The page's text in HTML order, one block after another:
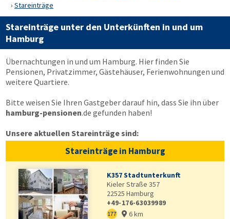
Stareinträge
Stareinträge unter den Unterkünften in und um
Hamburg
Übernachtungen in und um Hamburg. Hier finden Sie
Pensionen, Privatzimmer, Gästehäuser, Ferienwohnungen und
weitere Quartiere.
Bitte weisen Sie Ihren Gastgeber darauf hin, dass Sie ihn über
hamburg-pensionen.de gefunden haben!
Unsere aktuellen Stareinträge sind:
Stareinträge in Hamburg
K357 Stadtunterkunft
Kieler Straße 357
22525 Hamburg
+49-176-63039989
177  6 km